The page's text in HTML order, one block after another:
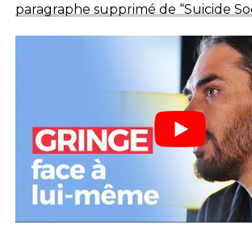
paragraphe supprimé de “Suicide